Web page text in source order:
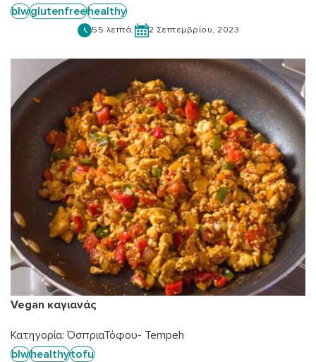
blwglutenfreehealthy
55 λεπτά. 2 Σεπτεμβρίου, 2023
Vegan καγιανάς
Κατηγορία: ΌσπριαΤόφου- Tempeh
blwhealthytofu